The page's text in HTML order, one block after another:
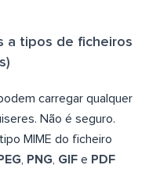
a tipos de ficheiros
carregar qualquer
Não é seguro.
MIME do ficheiro
PNG GIF e PDF